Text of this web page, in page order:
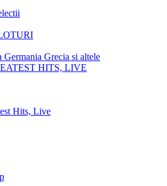
Germania Grecia si altele
HITS, LIVE
Hits, Live